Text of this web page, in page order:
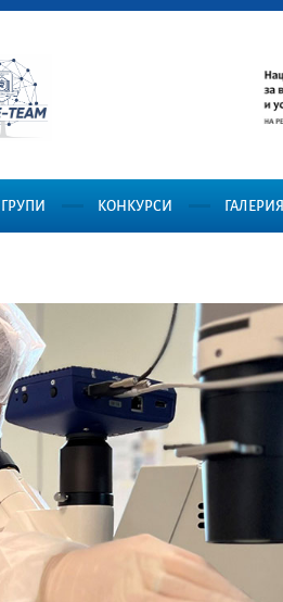
КОНКУРСИ ГАЛЕРИЯ